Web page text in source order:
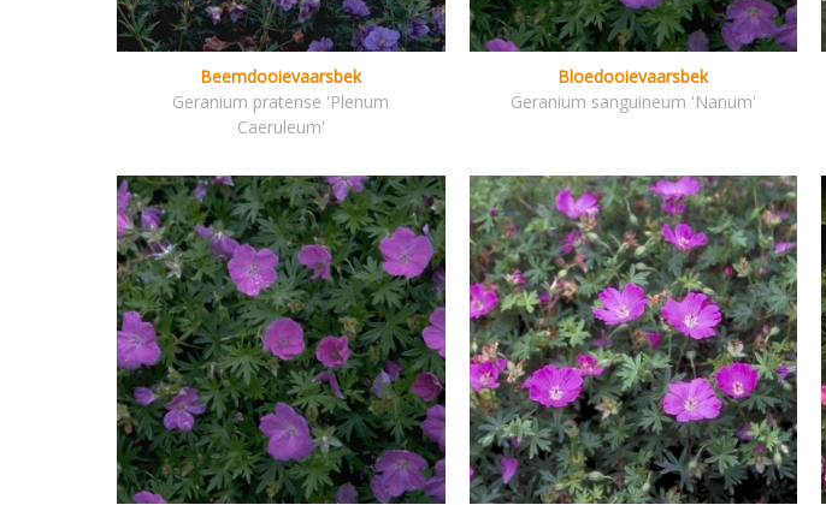
Beemdooievaarsbek
Geranium pratense 'Plenum
Caeruleum'
Bloedooievaarsbek
Geranium sanguineum 'Nanum'